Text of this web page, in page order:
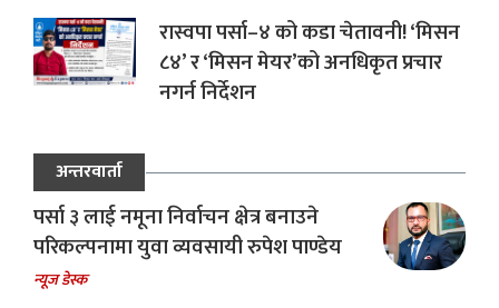
रास्वपा पर्सा–४ को कडा चेतावनी! ‘मिसन
८४’ र ‘मिसन मेयर’को अनधिकृत प्रचार
नगर्न निर्देशन
अन्तरवार्ता
पर्सा ३ लाई नमूना निर्वाचन क्षेत्र बनाउने
परिकल्पनामा युवा व्यवसायी रुपेश पाण्डेय
न्यूज डेस्क